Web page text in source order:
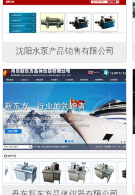
沈阳水泵产品销售有限公司